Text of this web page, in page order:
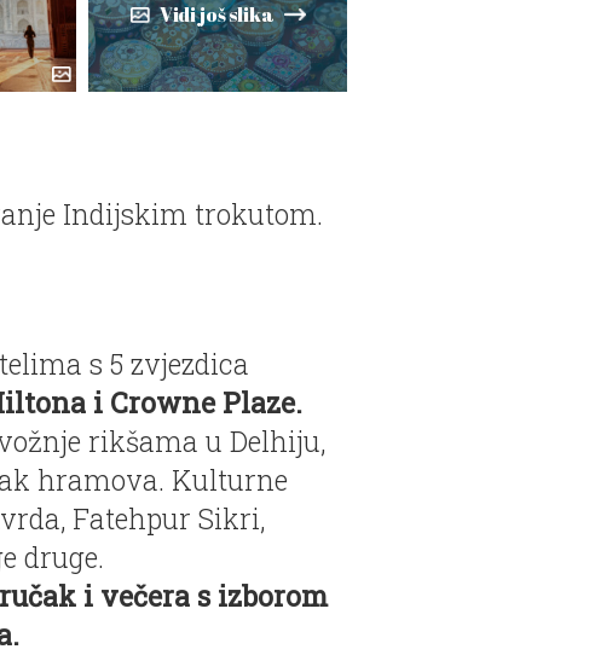
Vidi još slika
Indijskim trokutom.
s 5 zvjezdica
i Crowne Plaze.
rikšama u Delhiju,
hramova. Kulturne
Fatehpur Sikri,
druge.
i večera s izborom